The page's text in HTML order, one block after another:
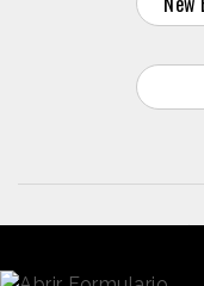
Dirección: Calle